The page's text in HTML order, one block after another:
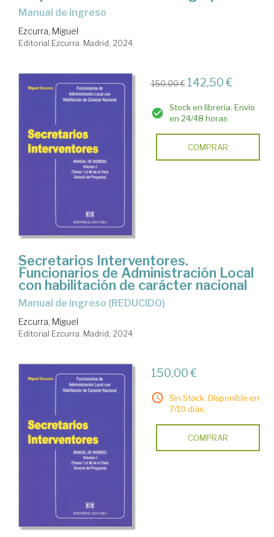
Manual de ingreso
Ezcurra, Miguel
Editorial Ezcurra. Madrid, 2024
150,00 € 142,50 €
Stock en librería. Envío
en 24/48 horas
COMPRAR
Secretarios Interventores.
Funcionarios de Administración Local
con habilitación de carácter nacional
Manual de ingreso (REDUCIDO)
Ezcurra, Miguel
Editorial Ezcurra. Madrid, 2024
150,00 €
Sin Stock. Disponible en
7/10 días.
COMPRAR